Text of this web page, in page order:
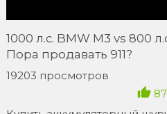
1000 л.с. BMW M3 vs 800
Пора продавать 911?
19203 просмотров